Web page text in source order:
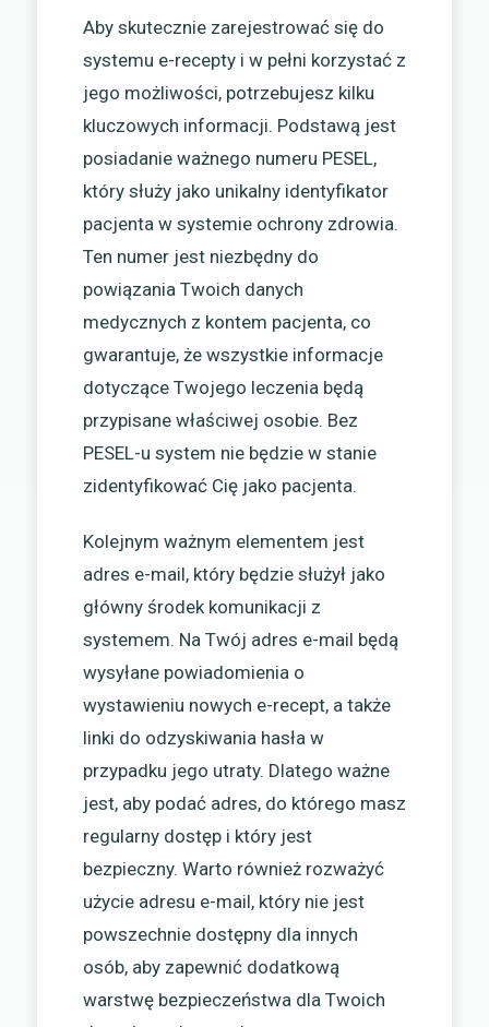
Aby skutecznie zarejestrować się do
systemu e-recepty i w pełni korzystać z
jego możliwości, potrzebujesz kilku
kluczowych informacji. Podstawą jest
posiadanie ważnego numeru PESEL,
który służy jako unikalny identyfikator
pacjenta w systemie ochrony zdrowia.
Ten numer jest niezbędny do
powiązania Twoich danych
medycznych z kontem pacjenta, co
gwarantuje, że wszystkie informacje
dotyczące Twojego leczenia będą
przypisane właściwej osobie. Bez
PESEL-u system nie będzie w stanie
zidentyfikować Cię jako pacjenta.
Kolejnym ważnym elementem jest
adres e-mail, który będzie służył jako
główny środek komunikacji z
systemem. Na Twój adres e-mail będą
wysyłane powiadomienia o
wystawieniu nowych e-recept, a także
linki do odzyskiwania hasła w
przypadku jego utraty. Dlatego ważne
jest, aby podać adres, do którego masz
regularny dostęp i który jest
bezpieczny. Warto również rozważyć
użycie adresu e-mail, który nie jest
powszechnie dostępny dla innych
osób, aby zapewnić dodatkową
warstwę bezpieczeństwa dla Twoich